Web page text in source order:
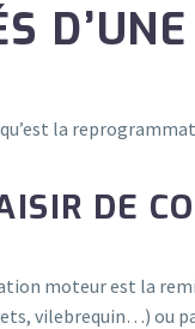
la
DE
moteur est la
vilebrequin…) ou